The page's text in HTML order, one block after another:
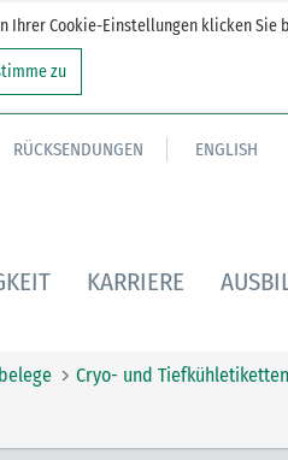
Ihrer Cookie-Einstellungen klicken Sie
zu
RÜCKSENDUNGEN ENGLISH
KARRIERE
Cryo- und Tiefkühletiketten